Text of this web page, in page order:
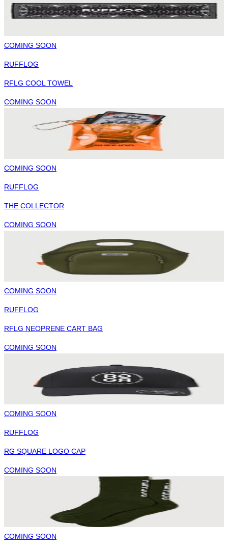
COMING SOON
RUFFLOG
RFLG COOL TOWEL
COMING SOON
COMING SOON
RUFFLOG
THE COLLECTOR
COMING SOON
COMING SOON
RUFFLOG
RFLG NEOPRENE CART BAG
COMING SOON
COMING SOON
RUFFLOG
RG SQUARE LOGO CAP
COMING SOON
COMING SOON